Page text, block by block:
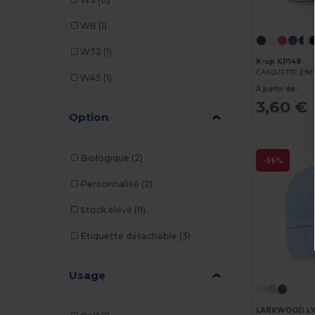
W8 (1)
W32 (1)
W45 (1)
Option
Biologique (2)
Personnalisé (2)
Stock élévé (11)
Étiquette détachable (3)
Usage
K-up KP148
À partir de:
3,60 €
-36%
LARKWOOD